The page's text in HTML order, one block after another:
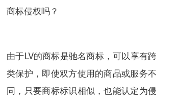
商标侵权吗？
由于LV的商标是驰名商标，可以享有跨
类保护，即使双方使用的商品或服务不
同，只要商标标识相似，也能认定为侵